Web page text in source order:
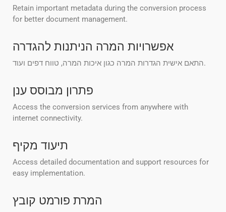
Retain important metadata during the conversion process
for better document management.
אפשרויות המרה הניתנות להגדרה
התאם אישית הגדרות המרה כגון איכות המרה, טווח דפים ועוד.
פתרון מבוסס ענן
Access the conversion services from anywhere with
internet connectivity.
תיעוד מקיף
Access detailed documentation and support resources for
easy implementation.
המרת פורמט קובץ